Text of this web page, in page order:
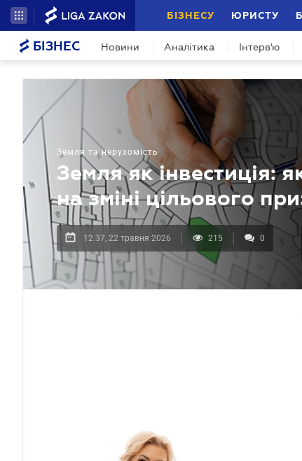
БІЗНЕСУ ЮРИСТУ
БІЗНЕС Новини Аналітика Інтерв'ю
Земля та нерухомість
Земля як інвестиція:
на зміні цільового
12.37, 22 травня 2026 215 0